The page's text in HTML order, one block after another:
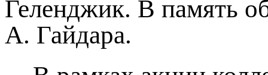
Геленджик. В память
А. Гайдара.